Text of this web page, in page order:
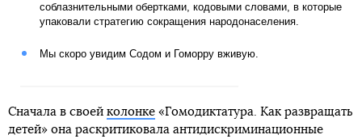
соблазнительными обертками, кодовыми словами, в которые
упаковали стратегию сокращения народонаселения.
Мы скоро увидим Содом и Гоморру вживую.
Сначала в своей колонке «Гомодиктатура. Как развращать
детей» она раскритиковала антидискриминационные